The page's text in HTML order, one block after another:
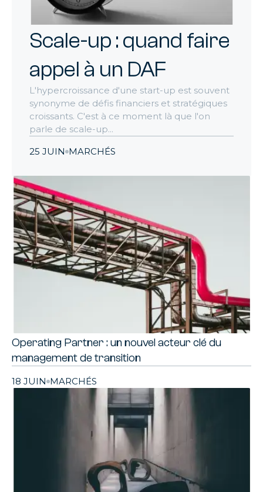
Scale-up : quand faire
appel à un DAF
L'hypercroissance d'une start-up est souvent
synonyme de défis financiers et stratégiques
croissants. C'est à ce moment là que l'on
parle de scale-up...
25 JUIN MARCHÉS
Operating Partner : un nouvel acteur clé du
management de transition
18 JUIN MARCHÉS